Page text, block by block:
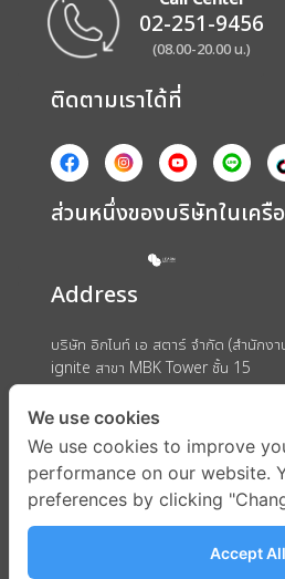
02-251-9456
(08.00-20.00 น.)
ติดตามเราได้ที่
ส่วนหนึ่งของบริษัทในเครือ
Address
บริษัท อิกไนท์ เอ สตาร์ จำกัด (สำนักง
ignite สาขา MBK Tower ชั้น 15
ถนนพญาไท แขวงวังใหม่ เขตปทุมวัน
We use cookies
We use cookies to improve
performance on our website.
preferences by clicking
Accept All